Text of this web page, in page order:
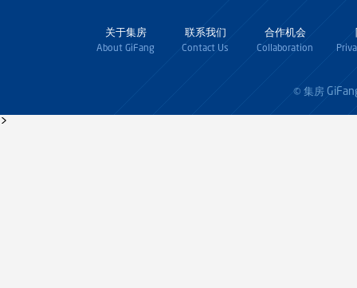
关于集房
About GiFang
联系我们
Contact Us
合作机会
Collaboration
© 集房
>